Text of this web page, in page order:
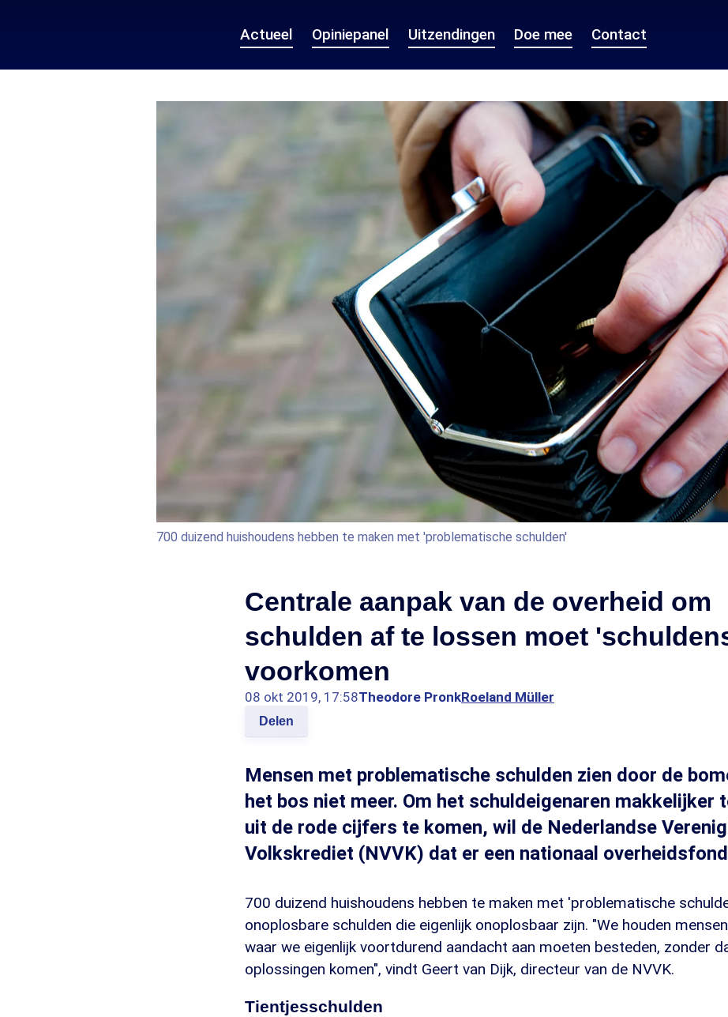
Actueel Opiniepanel Uitzendingen Doe mee Contact
700 duizend huishoudens hebben te maken met 'problematische schulden'
Centrale aanpak van de overheid om
schulden af te lossen moet
voorkomen
08 okt 2019, 17:58Theodore PronkRoeland Müller
Delen
Mensen met problematische schulden zien door de
het bos niet meer. Om het schuldeigenaren makkelijker
uit de rode cijfers te komen, wil de Nederlandse
Volkskrediet (NVVK) dat er een nationaal
700 duizend huishoudens hebben te maken met 'problematische
onoplosbare schulden die eigenlijk onoplosbaar zijn. "We houden
waar we eigenlijk voortdurend aandacht aan moeten besteden, zonder
oplossingen komen", vindt Geert van Dijk, directeur van de NVVK.
Tientjesschulden